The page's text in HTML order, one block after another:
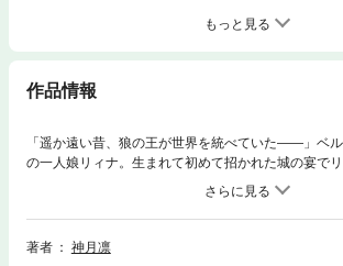
もっと見る
作品情報
「遥か遠い昔、狼の王が世界を統べていた――」ベ
の一人娘リィナ。生まれて初めて招かれた城の宴でリ
のは、美しい月光の髪色をもつ第二王子エルウィン
王子とともに禁足地である遺跡に足を踏み入れてし
は、王子エルウィンが狼の姿に変わるのを目にし
ず変えられる――!!古の伝説が誘う本格ロマンス・フ
著者
神月凛